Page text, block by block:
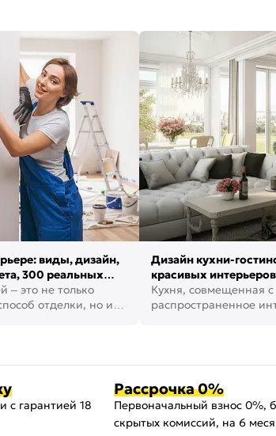
виды, дизайн,
300 реальных
– это не только
отделки, но и
Дизайн кухни-
красивых интерьеров
Кухня, совмещенная
распространенное
с гарантией 18
Рассрочка 0%
Первоначальный взнос 0%,
скрытых комиссий, на 6